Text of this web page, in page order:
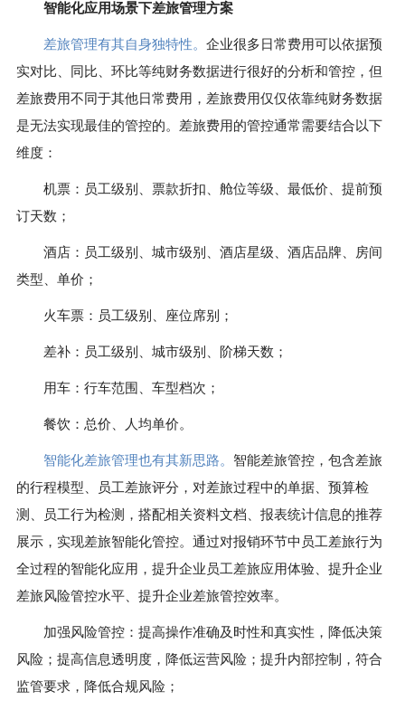
智能化应用场景下差旅管理方案
差旅管理有其自身独特性。 企业很多日常费用可以依据预
实对比、同比、环比等纯财务数据进行很好的分析和管控，但
差旅费用不同于其他日常费用，差旅费用仅仅依靠纯财务数据
是无法实现最佳的管控的。差旅费用的管控通常需要结合以下
维度：
机票：员工级别、票款折扣、舱位等级、最低价、提前预
订天数；
酒店：员工级别、城市级别、酒店星级、酒店品牌、房间
类型、单价；
火车票：员工级别、座位席别；
差补：员工级别、城市级别、阶梯天数；
用车：行车范围、车型档次；
餐饮：总价、人均单价。
智能化差旅管理也有其新思路。 智能差旅管控，包含差旅
的行程模型、员工差旅评分，对差旅过程中的单据、预算检
测、员工行为检测，搭配相关资料文档、报表统计信息的推荐
展示，实现差旅智能化管控。通过对报销环节中员工差旅行为
全过程的智能化应用，提升企业员工差旅应用体验、提升企业
差旅风险管控水平、提升企业差旅管控效率。
加强风险管控：提高操作准确及时性和真实性，降低决策
风险；提高信息透明度，降低运营风险；提升内部控制，符合
监管要求，降低合规风险；